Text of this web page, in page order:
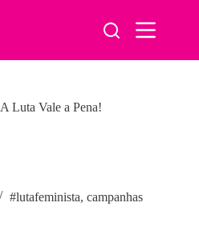
A Luta Vale a Pena!
#lutafeminista, campanhas